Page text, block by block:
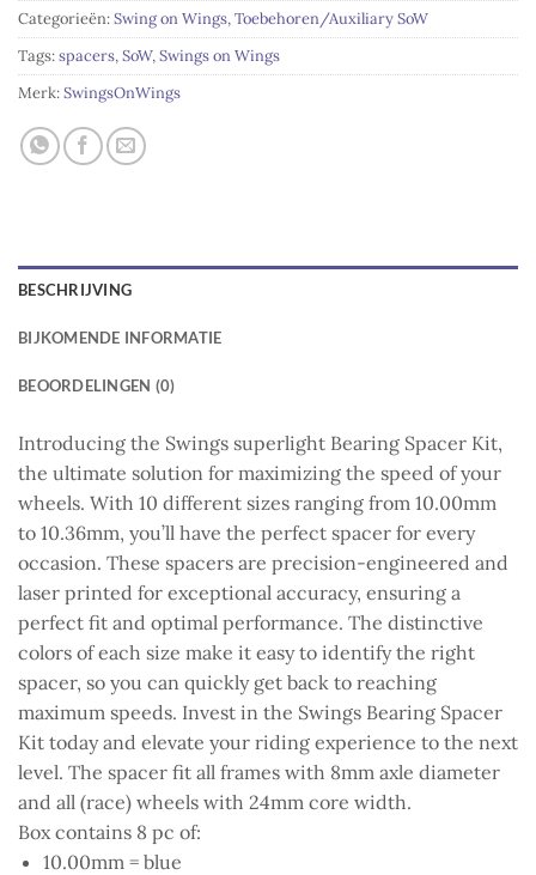
Categorieën:Swing on Wings,Toebehoren/Auxiliary SoW
Tags:spacers,SoW,Swings on Wings
Merk:SwingsOnWings
BESCHRIJVING
BIJKOMENDE INFORMATIE
BEOORDELINGEN (0)
Introducing the Swings superlight Bearing Spacer Kit,
the ultimate solution for maximizing the speed of your
wheels. With 10 different sizes ranging from 10.00mm
to 10.36mm, you’ll have the perfect spacer for every
occasion. These spacers are precision-engineered and
laser printed for exceptional accuracy, ensuring a
perfect fit and optimal performance. The distinctive
colors of each size make it easy to identify the right
spacer, so you can quickly get back to reaching
maximum speeds. Invest in the Swings Bearing Spacer
Kit today and elevate your riding experience to the next
level. The spacer fit all frames with 8mm axle diameter
and all (race) wheels with 24mm core width.
Box contains 8 pc of:
10.00mm = blue